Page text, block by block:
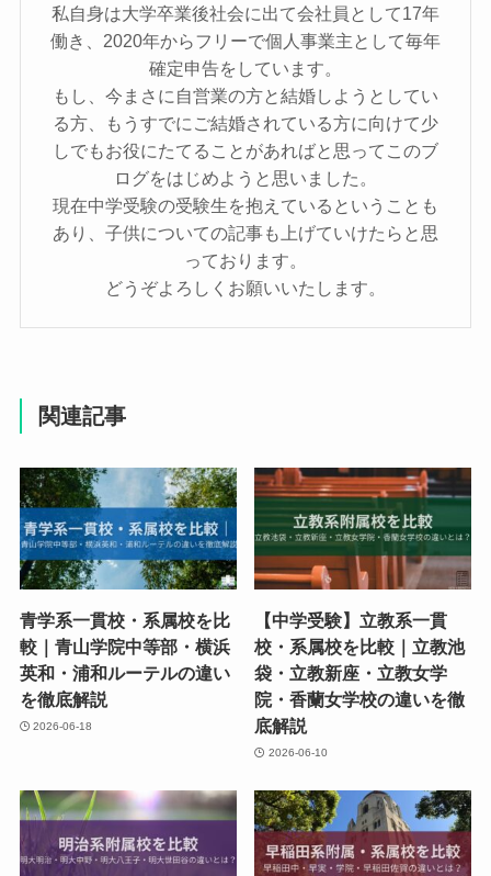
私自身は大学卒業後社会に出て会社員として17年
働き、2020年からフリーで個人事業主として毎年
確定申告をしています。
もし、今まさに自営業の方と結婚しようとしてい
る方、もうすでにご結婚されている方に向けて少
しでもお役にたてることがあればと思ってこのブ
ログをはじめようと思いました。
現在中学受験の受験生を抱えているということも
あり、子供についての記事も上げていけたらと思
っております。
どうぞよろしくお願いいたします。
関連記事
青学系一貫校・系属校を比
較｜青山学院中等部・横浜
英和・浦和ルーテルの違い
を徹底解説
2026-06-18
【中学受験】立教系一貫
校・系属校を比較｜立教池
袋・立教新座・立教女学
院・香蘭女学校の違いを徹
底解説
2026-06-10